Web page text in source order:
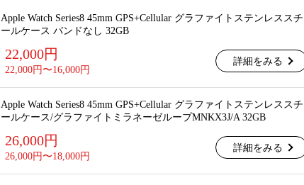
Apple Watch Series8 45mm GPS+Cellular グラファイトステンレススチ
ールケース バンドなし 32GB
22,000円
22,000円〜16,000円
詳細をみる
Apple Watch Series8 45mm GPS+Cellular グラファイトステンレススチ
ールケース/グラファイトミラネーゼループMNKX3J/A 32GB
26,000円
26,000円〜18,000円
詳細をみる